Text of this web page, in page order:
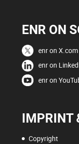
ENR ON
enr on X.com
enr on
enr on
IMPRINT
Copyright